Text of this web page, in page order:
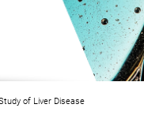
of Liver Disease